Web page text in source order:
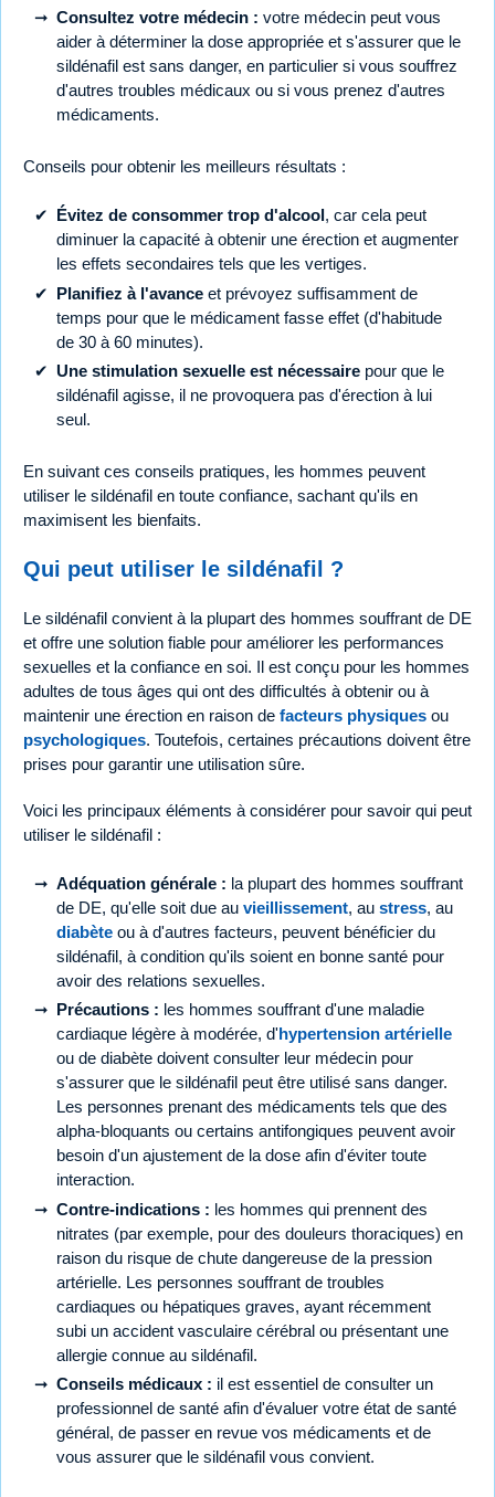
Consultez votre médecin : votre médecin peut vous
aider à déterminer la dose appropriée et s'assurer que le
sildénafil est sans danger, en particulier si vous souffrez
d'autres troubles médicaux ou si vous prenez d'autres
médicaments.
Conseils pour obtenir les meilleurs résultats :
Évitez de consommer trop d'alcool, car cela peut
diminuer la capacité à obtenir une érection et augmenter
les effets secondaires tels que les vertiges.
Planifiez à l'avance et prévoyez suffisamment de
temps pour que le médicament fasse effet (d'habitude
de 30 à 60 minutes).
Une stimulation sexuelle est nécessaire pour que le
sildénafil agisse, il ne provoquera pas d'érection à lui
seul.
En suivant ces conseils pratiques, les hommes peuvent
utiliser le sildénafil en toute confiance, sachant qu'ils en
maximisent les bienfaits.
Qui peut utiliser le sildénafil ?
Le sildénafil convient à la plupart des hommes souffrant de DE
et offre une solution fiable pour améliorer les performances
sexuelles et la confiance en soi. Il est conçu pour les hommes
adultes de tous âges qui ont des difficultés à obtenir ou à
maintenir une érection en raison de facteurs physiques ou
psychologiques. Toutefois, certaines précautions doivent être
prises pour garantir une utilisation sûre.
Voici les principaux éléments à considérer pour savoir qui peut
utiliser le sildénafil :
Adéquation générale : la plupart des hommes souffrant
de DE, qu'elle soit due au vieillissement, au stress, au
diabète ou à d'autres facteurs, peuvent bénéficier du
sildénafil, à condition qu'ils soient en bonne santé pour
avoir des relations sexuelles.
Précautions : les hommes souffrant d'une maladie
cardiaque légère à modérée, d'hypertension artérielle
ou de diabète doivent consulter leur médecin pour
s'assurer que le sildénafil peut être utilisé sans danger.
Les personnes prenant des médicaments tels que des
alpha-bloquants ou certains antifongiques peuvent avoir
besoin d'un ajustement de la dose afin d'éviter toute
interaction.
Contre-indications : les hommes qui prennent des
nitrates (par exemple, pour des douleurs thoraciques) en
raison du risque de chute dangereuse de la pression
artérielle. Les personnes souffrant de troubles
cardiaques ou hépatiques graves, ayant récemment
subi un accident vasculaire cérébral ou présentant une
allergie connue au sildénafil.
Conseils médicaux : il est essentiel de consulter un
professionnel de santé afin d'évaluer votre état de santé
général, de passer en revue vos médicaments et de
vous assurer que le sildénafil vous convient.